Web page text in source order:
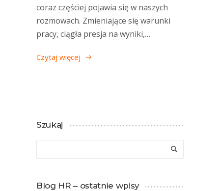
coraz częściej pojawia się w naszych
rozmowach. Zmieniające się warunki
pracy, ciągła presja na wyniki,…
Czytaj więcej
Szukaj
Blog HR – ostatnie wpisy